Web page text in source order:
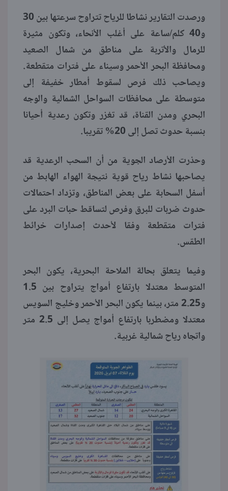
ورصدت التقارير نشاطا للرياح تتراوح سرعتها بين 30
و40 كلم/ساعة على أغلب الأنحاء، وتكون مثيرة
للرمال والأتربة على مناطق من شمال الصعيد
ومحافظة البحر الأحمر وسيناء على فترات متقطعة.
ويصاحب ذلك فرص لسقوط أمطار خفيفة إلى
متوسطة على محافظات السواحل الشمالية والوجه
البحري ومدن القناة، قد تغزر وتكون رعدية أحيانا
بنسبة حدوث تصل إلى 20% تقريبا.
وحذرت الأرصاد الجوية من أن السحب الرعدية قد
يصاحبها نشاط رياح قوية نتيجة الهواء الهابط من
أسفل السحابة على بعض المناطق، وتزداد احتمالات
حدوث ضربات للبرق وفرص لتساقط حبات البرد على
فترات متقطعة وفقا لأحدث إصدارات خرائط
الطقس.
وفيما يتعلق بحالة الملاحة البحرية، يكون البحر
المتوسط معتدلا بارتفاع أمواج يتراوح بين 1.5
و2.25 متر، بينما يكون البحر الأحمر وخليج السويس
معتدلا ومضطربا بارتفاع أمواج يصل إلى 2.5 متر
واتجاه رياح شمالية غربية.